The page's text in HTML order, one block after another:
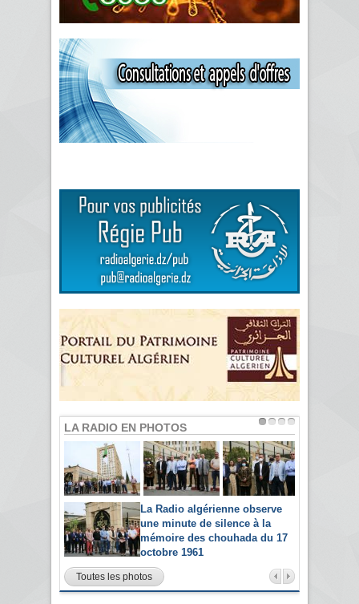
LA RADIO EN PHOTOS
La Radio algérienne observe
une minute de silence à la
mémoire des chouhada du 17
octobre 1961
Toutes les photos